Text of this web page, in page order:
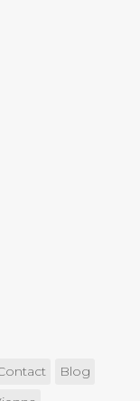
Blog